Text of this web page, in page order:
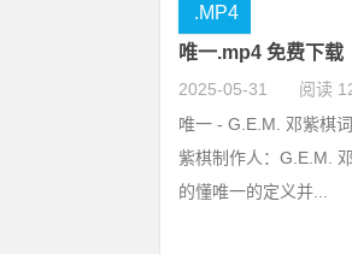
唯一.mp4 免费下载
2025-05-31 阅读
.MP4
唯一 - G.E.M. 邓紫棋
紫棋制作人：G.E.M.
的懂唯一的定义并...